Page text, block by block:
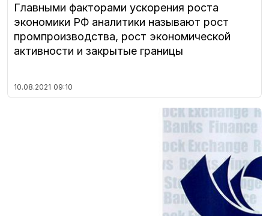
Главными факторами ускорения роста
экономики РФ аналитики называют рост
промпроизводства, рост экономической
активности и закрытые границы
10.08.2021 09:10